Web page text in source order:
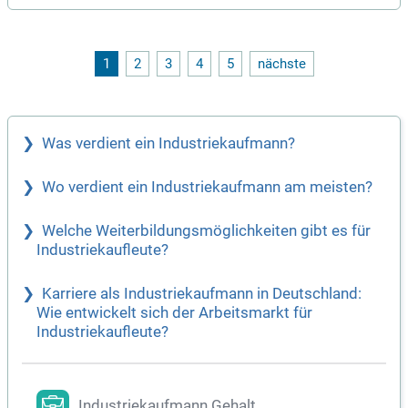
er Kunden durch Teamwork und Qualität. Als Familienuntern
erungen und bleiben stets auf Kurs. Werde Teil unserer Erfol
gsgeschichte und entdecke spannende Perspektiven in eine
1 2 3 4 5 nächste
Was verdient ein Industriekaufmann?
Wo verdient ein Industriekaufmann am meisten?
Welche Weiterbildungsmöglichkeiten gibt es für
Industriekaufleute?
Karriere als Industriekaufmann in Deutschland:
Wie entwickelt sich der Arbeitsmarkt für
Industriekaufleute?